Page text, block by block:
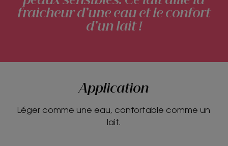
Senteur du contenu
Pivoine
fraicheur d’une eau et le confort
d’un lait !
Application
Léger comme une eau, confortable comme un
lait.